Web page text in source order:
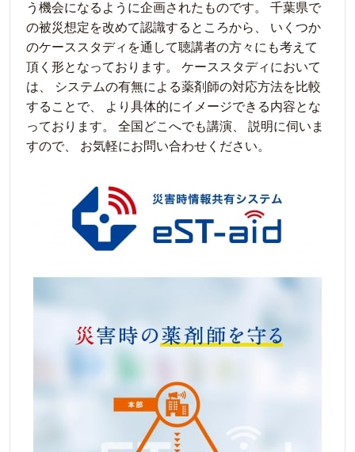
う機会になるように企画されたものです。 千葉県で
の被災想定を改めて認識するところから、 いくつか
のケーススタディを通して聴講者の方々にも考えて
頂く形となっております。 ケーススタディにおいて
は、 システムの有無による薬剤師の対応方法を比較
することで、 より具体的にイメージできる内容とな
っております。 全国どこへでも講演、 説明に伺いま
すので、 お気軽にお問い合わせください。